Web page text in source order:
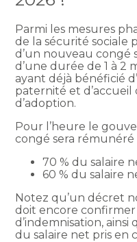
Parmi les mesures
de la sécurité sociale
d’un nouveau congé
d’une durée de 1 à 2
ayant déjà bénéficié
paternité et d’accueil
d’adoption.
Pour l’heure le
congé sera
70 % du salaire
60 % du salaire
Notez qu’un décret
doit encore confirmer
d’indemnisation,
du salaire net pris en